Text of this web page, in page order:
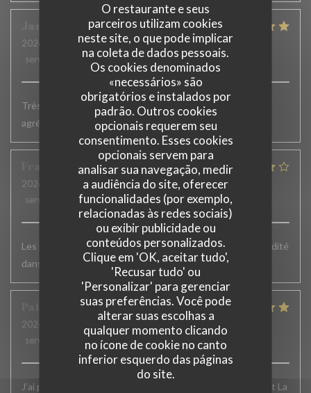
O restaurante e seus
parceiros utilizam cookies
neste site, o que pode implicar
na coleta de dados pessoais.
Os cookies denominados
«necessários» são
obrigatórios e instalados por
padrão. Outros cookies
opcionais requerem seu
consentimento. Esses cookies
opcionais servem para
analisar sua navegação, medir
a audiência do site, oferecer
funcionalidades (por exemplo,
relacionadas às redes sociais)
ou exibir publicidade ou
conteúdos personalizados.
Clique em 'OK, aceitar tudo',
'Recusar tudo' ou
'Personalizar' para gerenciar
suas preferências. Você pode
alterar suas escolhas a
qualquer momento clicando
no ícone de cookie no canto
inferior esquerdo das páginas
do site.
H
2026-07-02
- 19:15 - guests 2
service
ambience: 5 /5 menu: 5/5 quality_price
Très bons plats. Service accueillant et efficace. Terrasse
agréable
W
2026-06-23
- 12:45 - guests 8
service
ambience: 4/5 menu : 4/5 quality_price
Les plats sont vraiment très bons mais un peu plus de rapidité
dans le service serait appréciable
2026-06-24
- 12:15 - guests 6
service
ambience /5 : 5 quality_price
J’ai passé un excellent moment. L’accueil , le service, parfait La